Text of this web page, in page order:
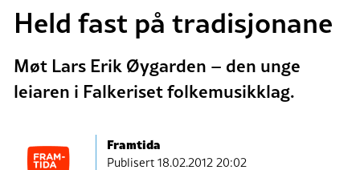
Held fast på tradisjonane
Møt Lars Erik Øygarden – den unge
leiaren i Falkeriset folkemusikklag.
Framtida
Publisert18.02.2012 20:02